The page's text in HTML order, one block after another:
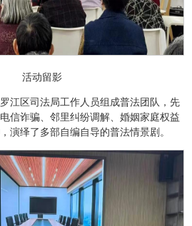
活动留影
江区司法局工作人员组成普法团队，先
信诈骗、邻里纠纷调解、婚姻家庭权益
演绎了多部自编自导的普法情景剧。